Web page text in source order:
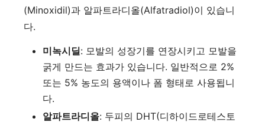
(Minoxidil)과 알파트라디올(Alfatradiol)이 있습니
다.
미녹시딜: 모발의 성장기를 연장시키고 모발을
굵게 만드는 효과가 있습니다. 일반적으로 2%
또는 5% 농도의 용액이나 폼 형태로 사용됩니
다.
알파트라디올: 두피의 DHT(디하이드로테스토